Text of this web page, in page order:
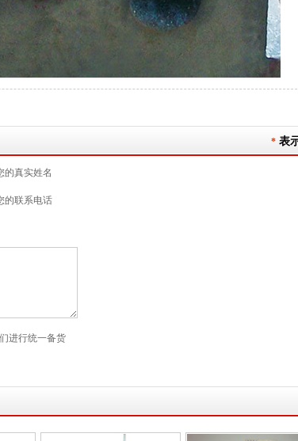
* 表